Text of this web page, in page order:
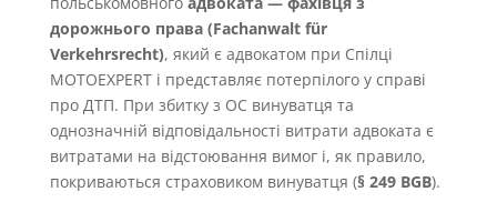
дорожнього права (Fachanwalt für
Verkehrsrecht), який є адвокатом при Спілці
MOTOEXPERT і представляє потерпілого у справі
про ДТП. При збитку з OC винуватця та
однозначній відповідальності витрати адвоката є
витратами на відстоювання вимог і, як правило,
покриваються страховиком винуватця (§ 249 BGB).